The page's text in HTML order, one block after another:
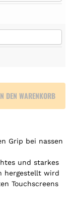
DEN WARENKORB
Grip bei nassen
und starkes
hergestellt wird
Touchscreens